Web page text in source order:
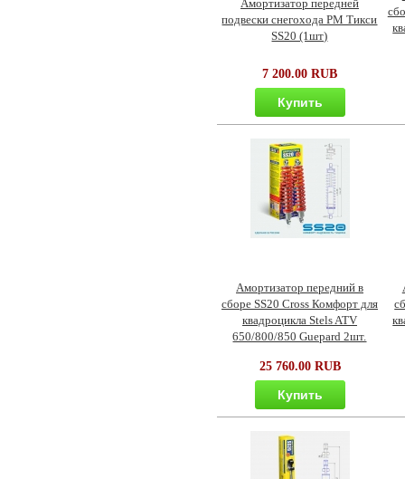
Амортизатор передней
подвески снегохода РМ Тикси
SS20 (1шт)
7 200.00 RUB
Купить
Амортизатор передний в
сборе SS20 Cross Комфорт для
квадроцикла Stels ATV
650/800/850 Guepard 2шт.
25 760.00 RUB
Купить